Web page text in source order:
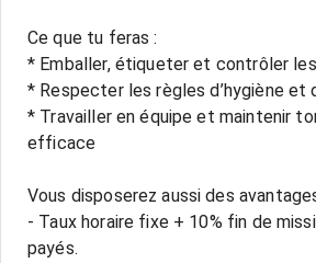
Ce que tu feras :
* Emballer, étiqueter et contrôler
* Respecter les règles d’hygiène et
* Travailler en équipe et maintenir
efficace
Vous disposerez aussi des
- Taux horaire fixe + 10% fin de
payés.